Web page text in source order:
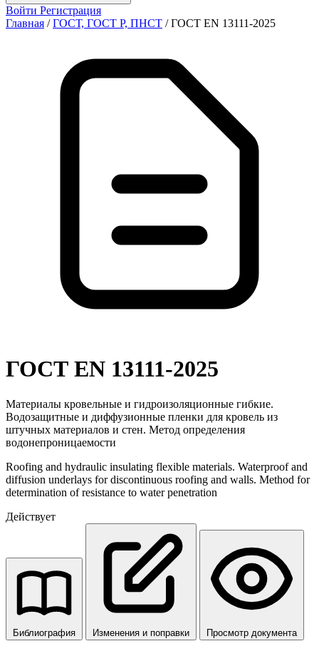
Войти Регистрация
Главная / ГОСТ, ГОСТ Р, ПНСТ / ГОСТ EN 13111-2025
ГОСТ EN 13111-2025
Материалы кровельные и гидроизоляционные гибкие.
Водозащитные и диффузионные пленки для кровель из
штучных материалов и стен. Метод определения
водонепроницаемости
Roofing and hydraulic insulating flexible materials. Waterproof and
diffusion underlays for discontinuous roofing and walls. Method for
determination of resistance to water penetration
Действует
Библиография Изменения и поправки Просмотр документа